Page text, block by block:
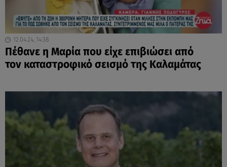
12.04.24, 14:38
Πέθανε η Μαρία που είχε επιβιώσει από
τον καταστροφικό σεισμό της Καλαμάτας